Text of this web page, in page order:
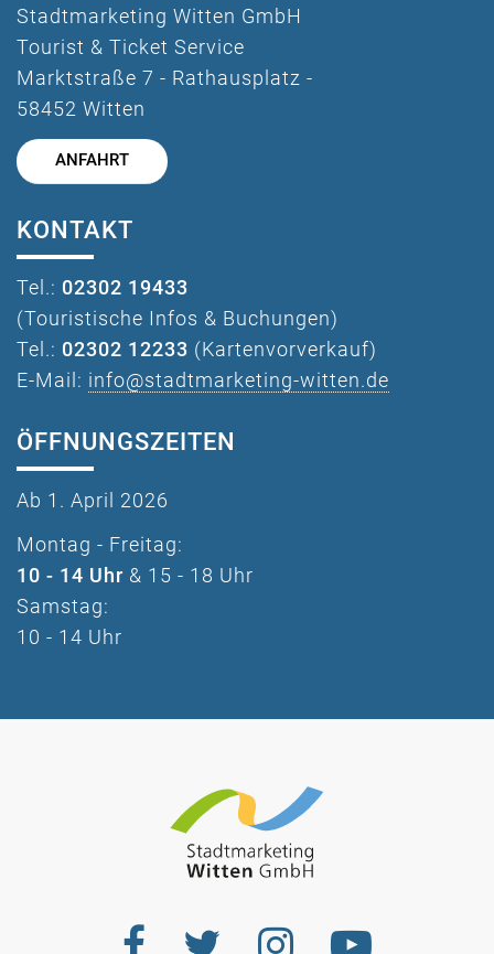
Stadtmarketing Witten GmbH
Tourist & Ticket Service
Marktstraße 7 - Rathausplatz -
58452 Witten
ANFAHRT
KONTAKT
Tel.: 02302 19433
(Touristische Infos & Buchungen)
Tel.: 02302 12233 (Kartenvorverkauf)
E-Mail: info@stadtmarketing-witten.de
ÖFFNUNGSZEITEN
Ab 1. April 2026
Montag - Freitag:
10 - 14 Uhr & 15 - 18 Uhr
Samstag:
10 - 14 Uhr